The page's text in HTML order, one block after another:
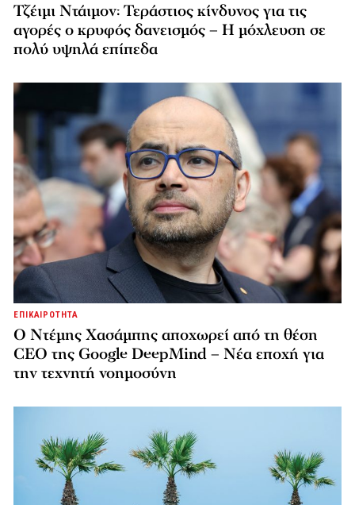
Τζέιμι Ντάιμον: Τεράστιος κίνδυνος για τις
αγορές ο κρυφός δανεισμός – Η μόχλευση σε
πολύ υψηλά επίπεδα
ΕΠΙΚΑΙΡΟΤΗΤΑ
Ο Ντέμης Χασάμπης αποχωρεί από τη θέση
CEO της Google DeepMind – Νέα εποχή για
την τεχνητή νοημοσύνη